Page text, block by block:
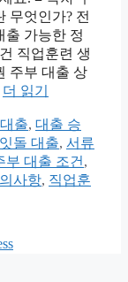
무엇인가? 전
출 가능한 정
직업훈련 생
주부 대출 상
더 읽기
출, 대출 승
돌 대출, 서류
부 대출 조건 ,
사항, 직업훈